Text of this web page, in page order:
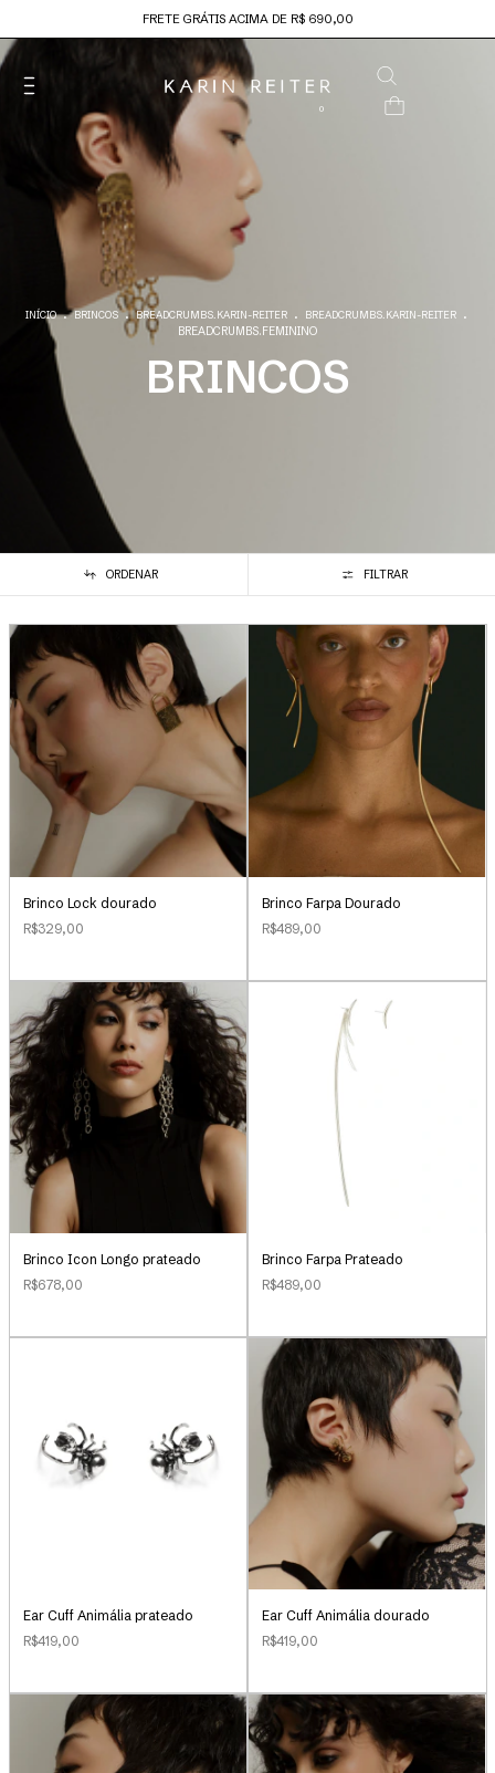
FRETE GRÁTIS ACIMA DE R$ 690,00
0
INÍCIO . BRINCOS . BREADCRUMBS.KARIN-REITER . BREADCRUMBS.KARIN-REITER .
BREADCRUMBS.FEMININO
BRINCOS
ORDENAR FILTRAR
Brinco Lock dourado
R$329,00
Brinco Farpa Dourado
R$489,00
Brinco Icon Longo prateado
R$678,00
Brinco Farpa Prateado
R$489,00
Ear Cuff Animália prateado
R$419,00
Ear Cuff Animália dourado
R$419,00